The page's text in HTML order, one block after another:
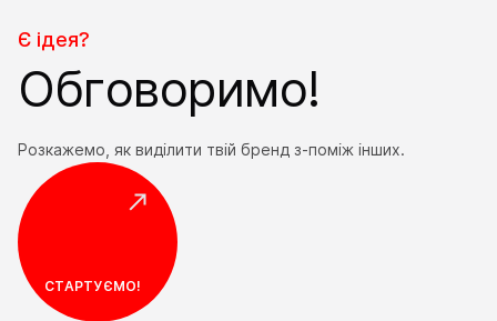
Є ідея?
Обговоримо!
Розкажемо, як виділити твій бренд з-поміж інших.
СТАРТУЄМО!
скринька
Повідомлення
Я прочитав та погоджуюсь з
використання та Політикою конфіденційності
Надіслати